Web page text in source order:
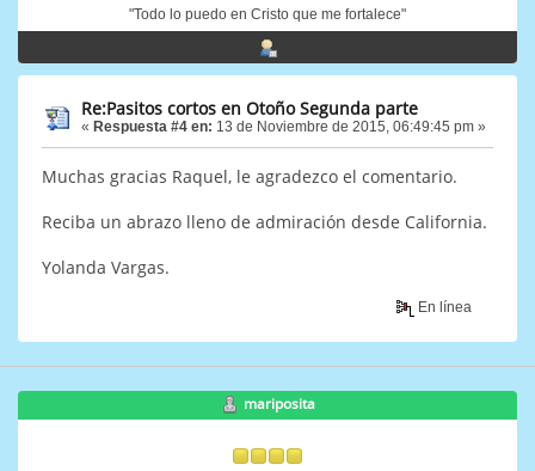
"Todo lo puedo en Cristo que me fortalece"
Re:Pasitos cortos en Otoño Segunda parte
« Respuesta #4 en: 13 de Noviembre de 2015, 06:49:45 pm »
Muchas gracias Raquel, le agradezco el comentario.
Reciba un abrazo lleno de admiración desde California.
Yolanda Vargas.
En línea
mariposita